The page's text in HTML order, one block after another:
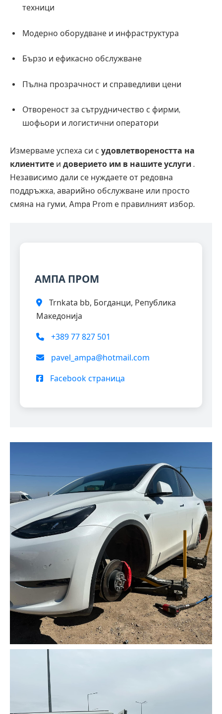
техници
Модерно оборудване и инфраструктура
Бързо и ефикасно обслужване
Пълна прозрачност и справедливи цени
Отвореност за сътрудничество с фирми,
шофьори и логистични оператори
Измерваме успеха си с удовлетвореността на
клиентите и доверието им в нашите услуги .
Независимо дали се нуждаете от редовна
поддръжка, аварийно обслужване или просто
смяна на гуми, Ampa Prom е правилният избор.
АМПА ПРОМ
Trnkata bb, Богданци, Република
Македонија
+389 77 827 501
pavel_ampa@hotmail.com
Facebook страница